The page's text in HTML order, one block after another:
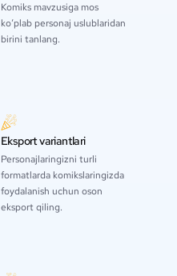
Komiks mavzusiga mos
ko‘plab personaj uslublaridan
birini tanlang.
Eksport variantlari
Personajlaringizni turli
formatlarda komikslaringizda
foydalanish uchun oson
eksport qiling.